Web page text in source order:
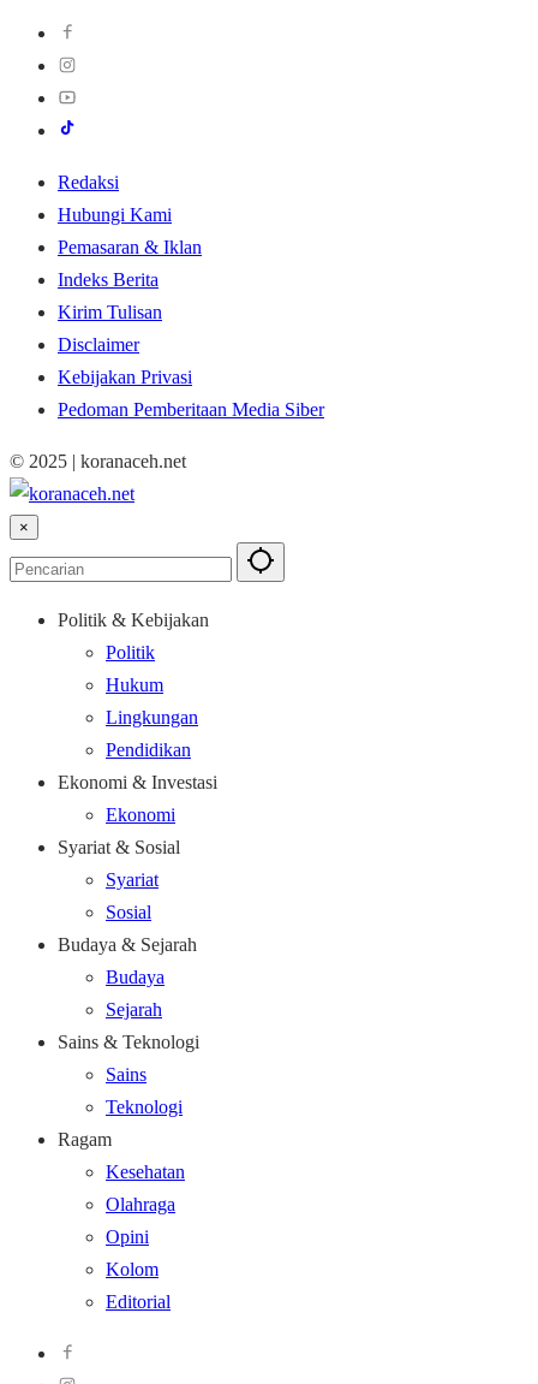
Redaksi
Hubungi Kami
Pemasaran & Iklan
Indeks Berita
Kirim Tulisan
Disclaimer
Kebijakan Privasi
Pedoman Pemberitaan Media Siber
© 2025 | koranaceh.net
×
Politik & Kebijakan
Politik
Hukum
Lingkungan
Pendidikan
Ekonomi & Investasi
Ekonomi
Syariat & Sosial
Syariat
Sosial
Budaya & Sejarah
Budaya
Sejarah
Sains & Teknologi
Sains
Teknologi
Ragam
Kesehatan
Olahraga
Opini
Kolom
Editorial